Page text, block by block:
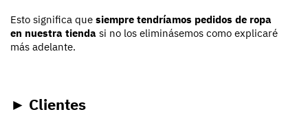
Esto significa que siempre tendríamos pedidos de ropa
en nuestra tienda si no los eliminásemos como explicaré
más adelante.
► Clientes